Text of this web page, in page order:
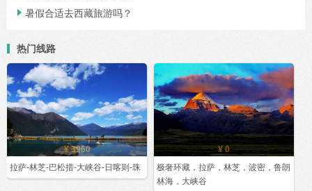
 暑假合适去西藏旅游吗？
热门线路
¥ 3960
拉萨-林芝-巴松措-大峡谷-日喀则-珠
¥ 0
极奢环藏，拉萨，林芝，波密，鲁朗
林海，大峡谷